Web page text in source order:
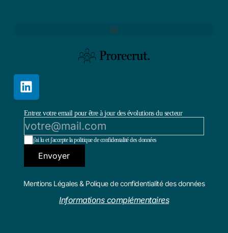
Entrez votre email pour être à jour des évolutions du secteur
j'ai lu et j'accepte la politique de confidentalité des données
Envoyer
Mentions Légales & Polique de confidentialité des données
Informations complémentaires